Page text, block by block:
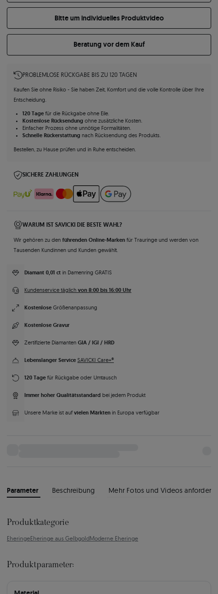
Bitte um individuelles Produktvideo
Beratung vor dem Kauf
PROBLEMLOSE RÜCKGABE BIS ZU 120 TAGEN
Kaufen Sie ohne Risiko - Sie haben Zeit, Komfort und die volle Kontrolle über Ihre
Entscheidung.
120 Tagefür die Rückgabe ohne Eile.
Kostenlose Rücksendungohne zusätzliche Kosten.
Einfacher Prozess ohne unnötige Formalitäten.
Schnelle Rückerstattungnach Rücksendung des Produkts.
Bestellen, zu Hause prüfen und in Ruhe entscheiden.
SICHERE ZAHLUNGEN
WARUM IST SAVICKI DIE BESTE WAHL?
Wir gehören zu den führenden Online-Marken für Trauringe und werden von
Tausenden Kundinnen und Kunden gewählt.
Diamant 0,01 ct in Damenring GRATIS
Kundenservice täglich von 8:00 bis 16:00 Uhr
Kostenlose Größenanpassung
Kostenlose Gravur
Zertifizierte Diamanten GIA / IGI / HRD
Lebenslanger Service SAVICKI Care+®
120 Tage für Rückgabe oder Umtausch
Immer hoher Qualitätsstandard bei jedem Produkt
Unsere Marke ist auf vielen Märkten in Europa verfügbar
Parameter Beschreibung Mehr Fotos und Videos anfordern
Produktkategorie
EheringeEheringe aus GelbgoldModerne Eheringe
Produktparameter: